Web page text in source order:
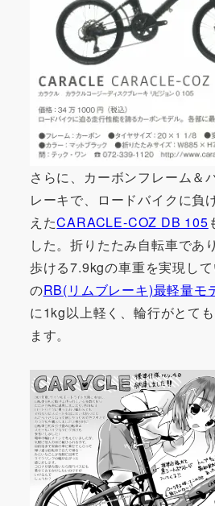
さらに、カーボンフレーム＆
レーキで、ロードバイクに負
えたCARACLE-COZ DB 105
した。折りたたみ自転車であ
歩ける7.9kgの車重を実現し
のRB(リムブレーキ)最軽量モ
に1kg以上軽く、輪行がとて
ます。